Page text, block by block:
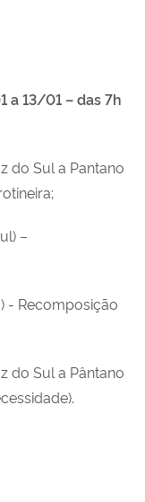
a 13/01 – das 7h
do Sul a Pantano
–
- Recomposição
do Sul a Pântano